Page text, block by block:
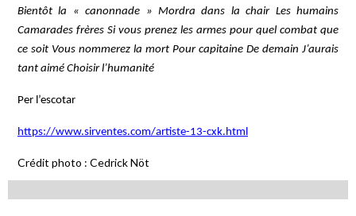
Bientôt la « canonnade » Mordra dans la chair Les humains
Camarades frères Si vous prenez les armes pour quel combat que
ce soit Vous nommerez la mort Pour capitaine De demain J’aurais
tant aimé Choisir l’humanité
Per l’escotar
https://www.sirventes.com/artiste-13-cxk.html
Crédit photo : Cedrick Nöt